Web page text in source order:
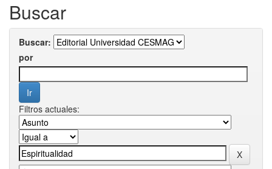
Buscar
Buscar:
por
Filtros actuales: